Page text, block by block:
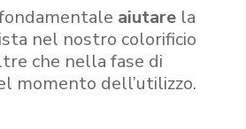
aiutare la
nel nostro colorificio
che nella fase di
momento dell’utilizzo.